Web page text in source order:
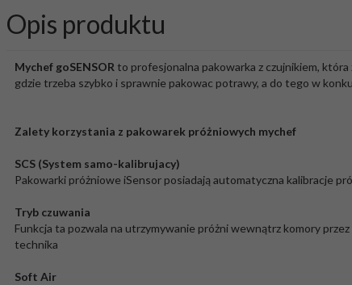
Opis produktu
Mychef goSENSOR to profesjonalna pakowarka z czujnikiem,
gdzie trzeba szybko i sprawnie pakowac potrawy, a do tego w
Zalety korzystania z pakowarek próżniowych mychef
SCS (System samo-kalibrujacy)
Pakowarki próżniowe iSensor posiadają automatyczna kalibracje
Tryb czuwania
Funkcja ta pozwala na utrzymywanie próżni wewnątrz komory
technika
Soft Air